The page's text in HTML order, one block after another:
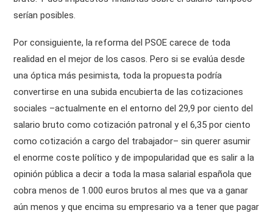
serían posibles.
Por consiguiente, la reforma del PSOE carece de toda
realidad en el mejor de los casos. Pero si se evalúa desde
una óptica más pesimista, toda la propuesta podría
convertirse en una subida encubierta de las cotizaciones
sociales –actualmente en el entorno del 29,9 por ciento del
salario bruto como cotización patronal y el 6,35 por ciento
como cotización a cargo del trabajador– sin querer asumir
el enorme coste político y de impopularidad que es salir a la
opinión pública a decir a toda la masa salarial española que
cobra menos de 1.000 euros brutos al mes que va a ganar
aún menos y que encima su empresario va a tener que pagar